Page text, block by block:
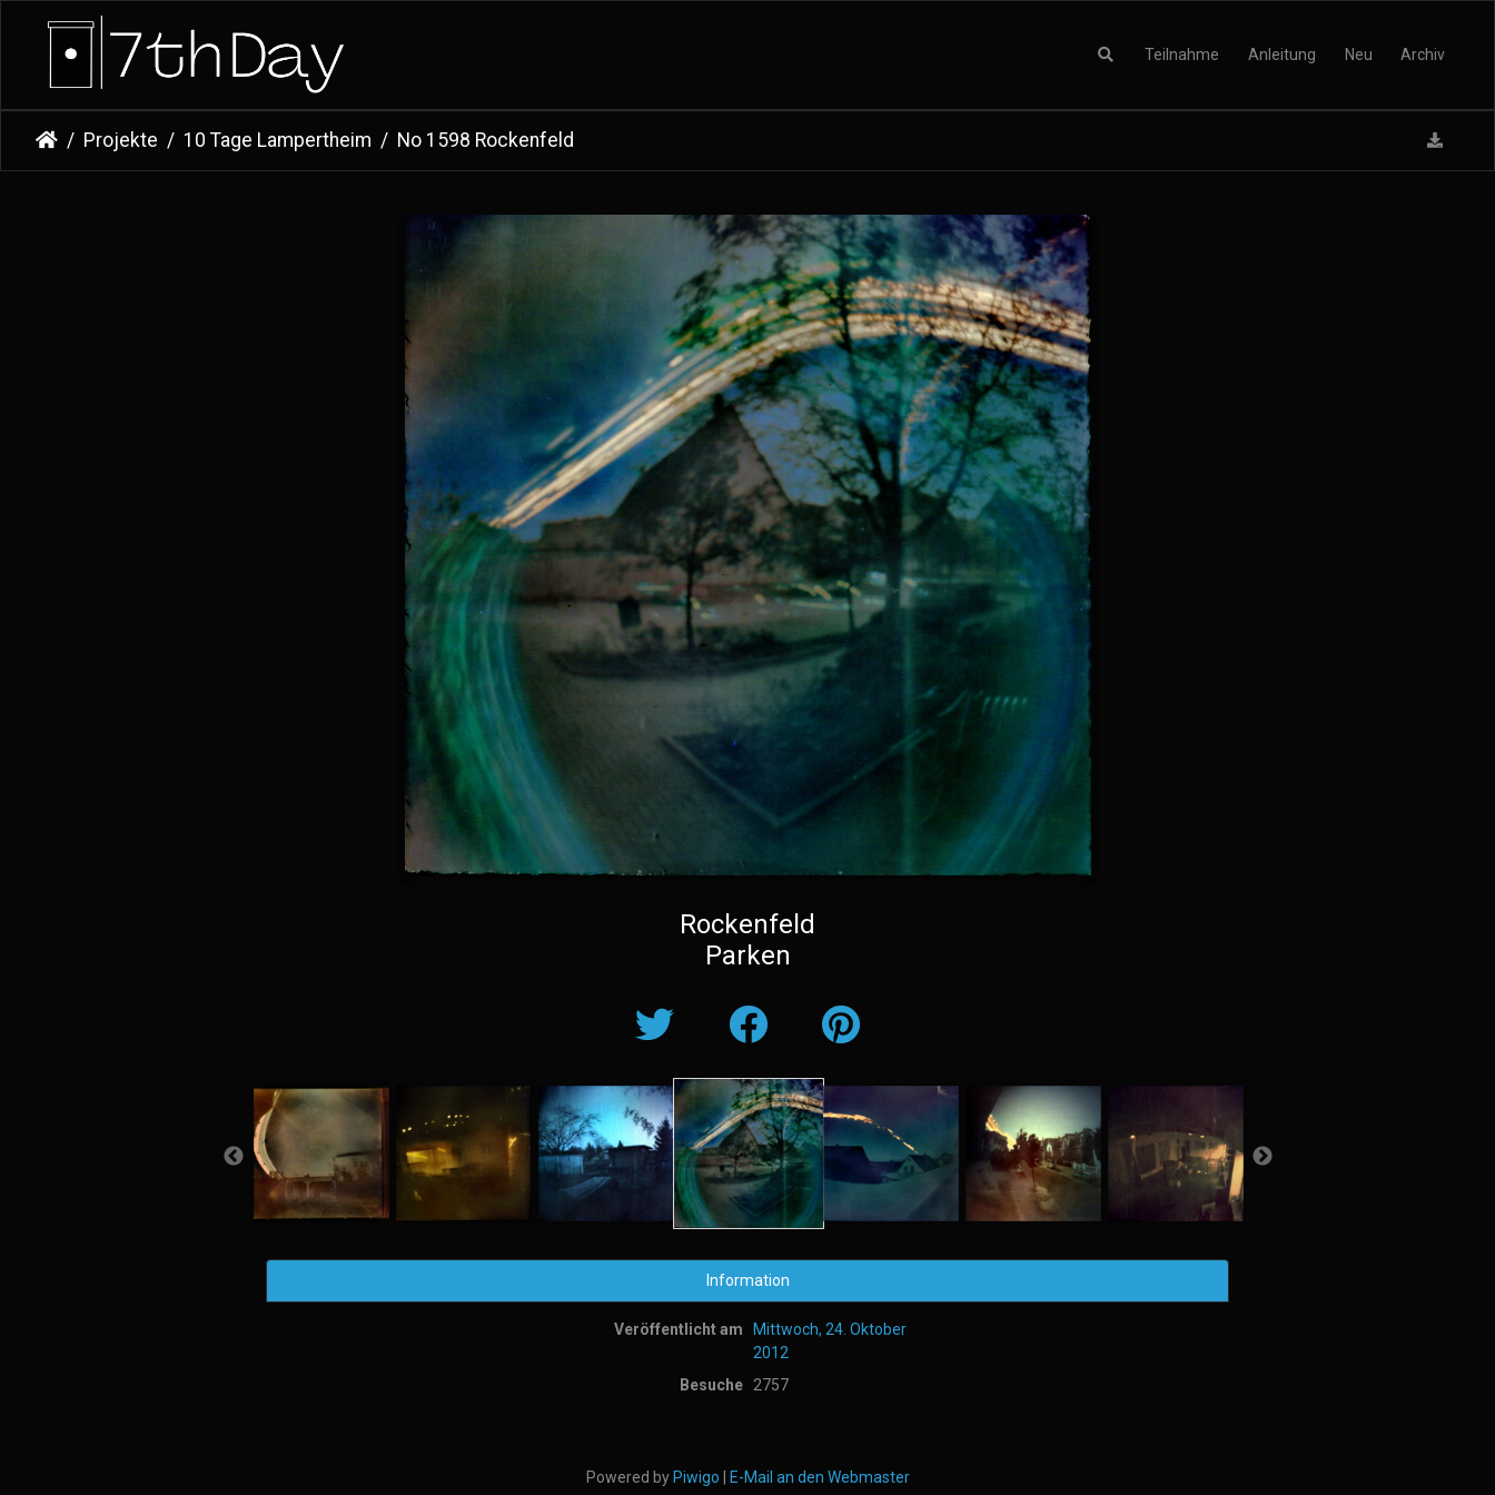
Teilnahme Anleitung Neu Archiv
Projekte 10 Tage Lampertheim No 1598 Rockenfeld
Rockenfeld
Parken
Information
Veröffentlicht am
Mittwoch, 24. Oktober
2012
Besuche
2757
Powered by Piwigo E-Mail an den Webmaster